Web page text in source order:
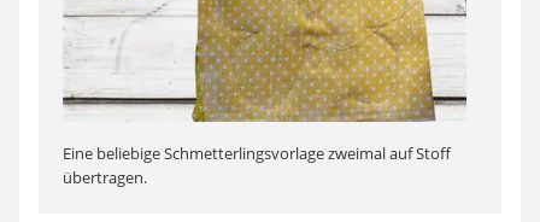
Eine beliebige Schmetterlingsvorlage zweimal auf Stoff
übertragen.